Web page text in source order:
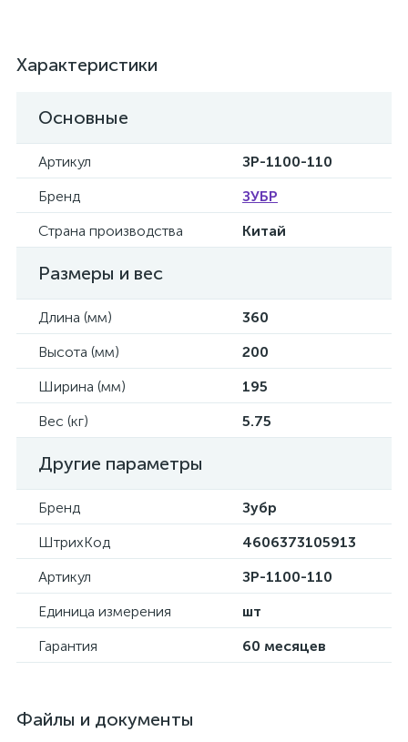
Характеристики
Основные
Артикул
ЗР-1100-110
Бренд
ЗУБР
Страна производства
Китай
Размеры и вес
Длина (мм)
360
Высота (мм)
200
Ширина (мм)
195
Вес (кг)
5.75
Другие параметры
Бренд
Зубр
ШтрихКод
4606373105913
Артикул
ЗР-1100-110
Единица измерения
шт
Гарантия
60 месяцев
Файлы и документы